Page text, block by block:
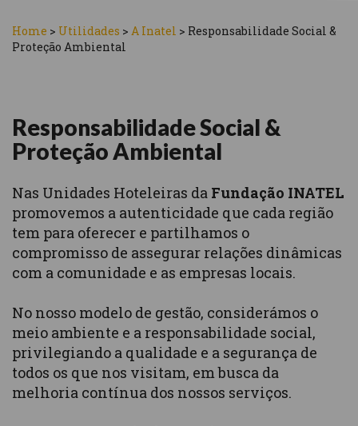
Home > Utilidades > A Inatel > Responsabilidade Social &
Proteção Ambiental
Responsabilidade Social &
Proteção Ambiental
Nas Unidades Hoteleiras da Fundação INATEL
promovemos a autenticidade que cada região
tem para oferecer e partilhamos o
compromisso de assegurar relações dinâmicas
com a comunidade e as empresas locais.
No nosso modelo de gestão, considerámos o
meio ambiente e a responsabilidade social,
privilegiando a qualidade e a segurança de
todos os que nos visitam, em busca da
melhoria contínua dos nossos serviços.